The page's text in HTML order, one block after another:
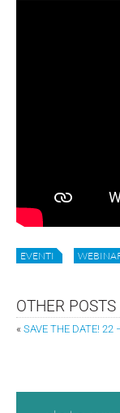
EVENTI
OTHER POSTS
« SAVE THE DATE! 22